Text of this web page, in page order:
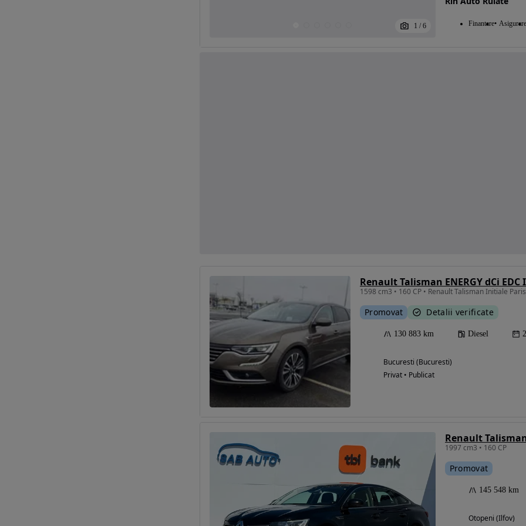
1 / 6 Finantare Asigurare
Renault Talisman ENERGY dCi
1598 cm3 • 160 CP • Renault Talisman Initiale
Promovat Detalii verificate
130 883 km Diesel
Bucuresti (Bucuresti)
Privat • Publicat
1997 cm3 • 160 CP
Promovat
145 548 km
Otopeni (Ilfov)